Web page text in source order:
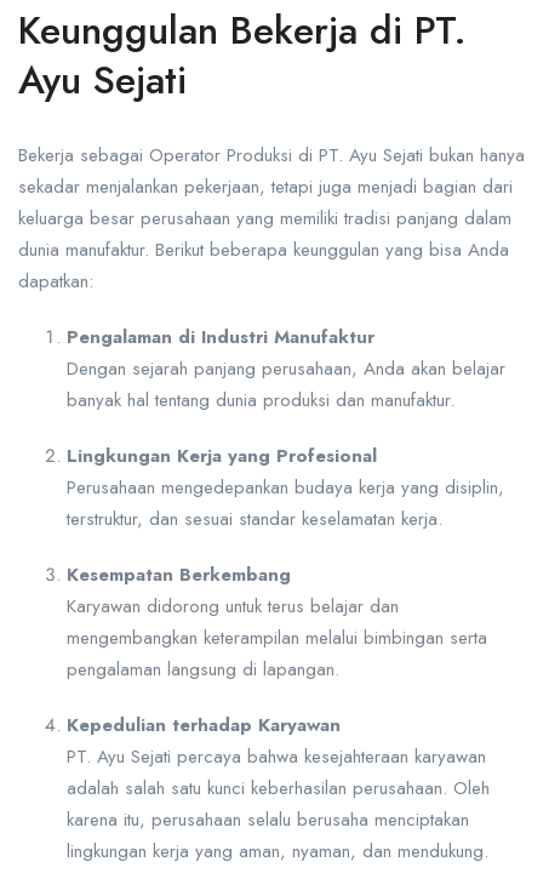
Keunggulan Bekerja di PT.
Ayu Sejati
Bekerja sebagai Operator Produksi di PT. Ayu Sejati bukan hanya
sekadar menjalankan pekerjaan, tetapi juga menjadi bagian dari
keluarga besar perusahaan yang memiliki tradisi panjang dalam
dunia manufaktur. Berikut beberapa keunggulan yang bisa Anda
dapatkan:
Pengalaman di Industri Manufaktur
Dengan sejarah panjang perusahaan, Anda akan belajar
banyak hal tentang dunia produksi dan manufaktur.
Lingkungan Kerja yang Profesional
Perusahaan mengedepankan budaya kerja yang disiplin,
terstruktur, dan sesuai standar keselamatan kerja.
Kesempatan Berkembang
Karyawan didorong untuk terus belajar dan
mengembangkan keterampilan melalui bimbingan serta
pengalaman langsung di lapangan.
Kepedulian terhadap Karyawan
PT. Ayu Sejati percaya bahwa kesejahteraan karyawan
adalah salah satu kunci keberhasilan perusahaan. Oleh
karena itu, perusahaan selalu berusaha menciptakan
lingkungan kerja yang aman, nyaman, dan mendukung.